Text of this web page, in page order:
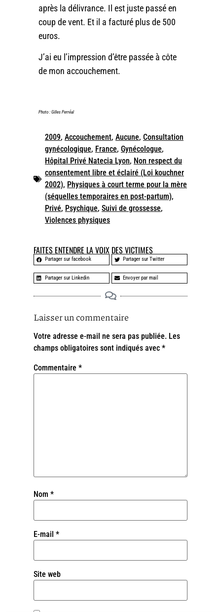
après la délivrance. Il est juste passé en
coup de vent. Et il a facturé plus de 500
euros.
J’ai eu l’impression d’être passée à côte
de mon accouchement.
Photo : Gilles Perréal
2009, Accouchement, Aucune, Consultation
gynécologique, France, Gynécologue,
Hôpital Privé Natecia Lyon, Non respect du
consentement libre et éclairé (Loi kouchner
2002), Physiques à court terme pour la mère
(séquelles temporaires en post-partum),
Privé, Psychique, Suivi de grossesse,
Violences physiques
FAITES ENTENDRE LA VOIX DES VICTIMES
Partager sur facebook Partager sur Twitter
Partager sur Linkedin Envoyer par mail
Laisser un commentaire
Votre adresse e-mail ne sera pas publiée. Les
champs obligatoires sont indiqués avec *
Commentaire *
Nom *
E-mail *
Site web